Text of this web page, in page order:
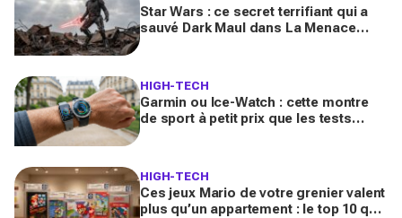
Star Wars : ce secret terrifiant qui a
sauvé Dark Maul dans La Menace
HIGH-TECH
Garmin ou Ice-Watch : cette montre
de sport à petit prix que les tests
HIGH-TECH
Ces jeux Mario de votre grenier valent
plus qu’un appartement : le top 10 que